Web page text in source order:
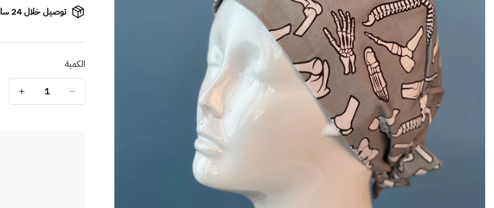
توصيل خلال 24 ساعة – الخبر / الدمام / القطيف
الكمية